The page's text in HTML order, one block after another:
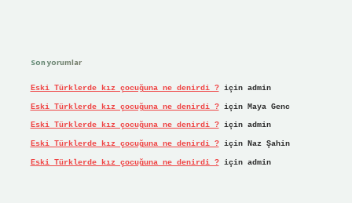
Son yorumlar
Eski Türklerde kız çocuğuna ne denirdi ?için admin
Eski Türklerde kız çocuğuna ne denirdi ?için Maya Genc
Eski Türklerde kız çocuğuna ne denirdi ?için admin
Eski Türklerde kız çocuğuna ne denirdi ?için Naz Şahin
Eski Türklerde kız çocuğuna ne denirdi ?için admin